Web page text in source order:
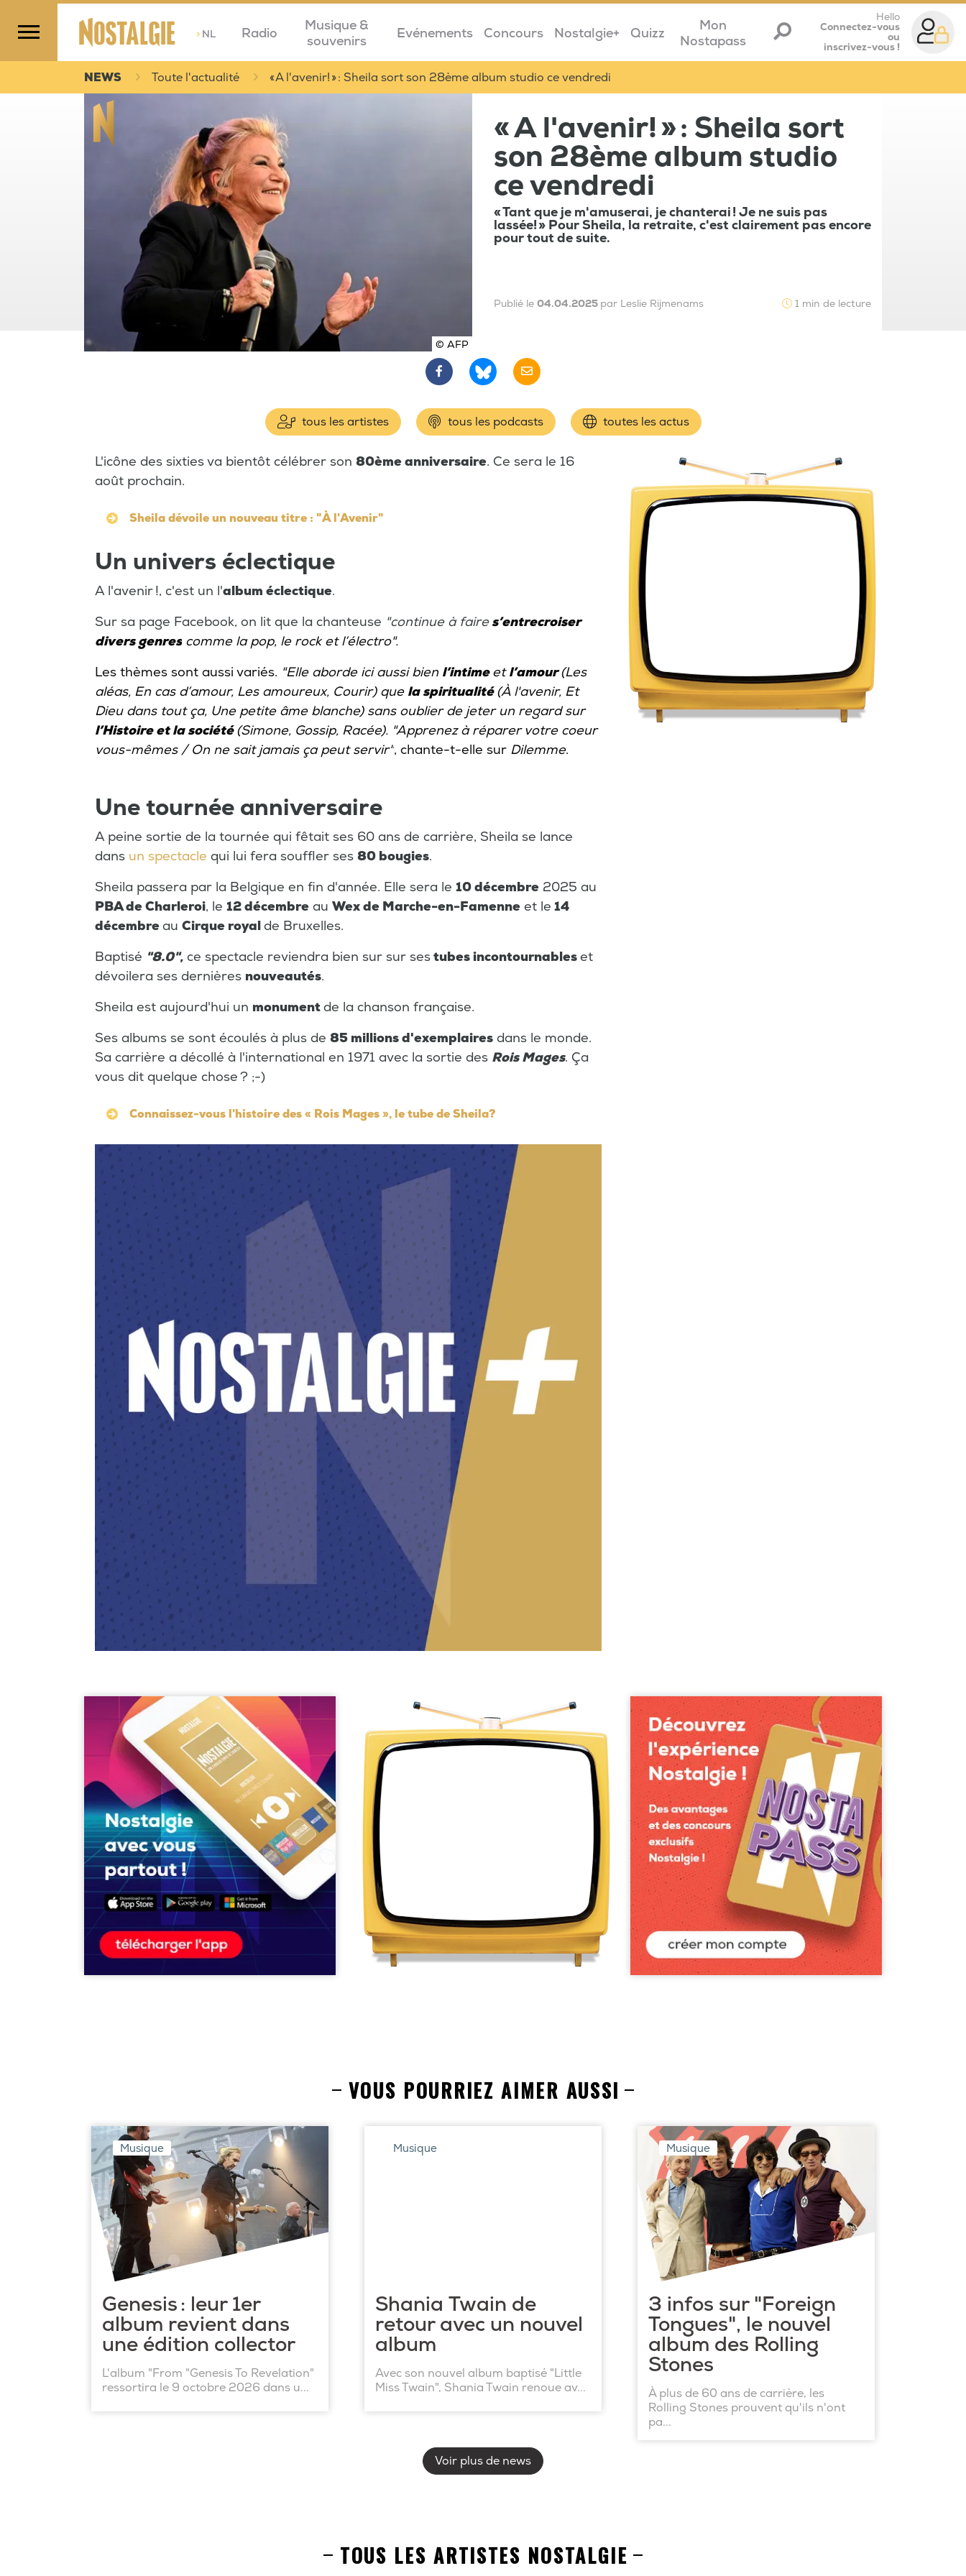
>NL Radio
Musique &
souvenirs
Evénements Concours Nostalgie+ Quizz
Mon
Nostapass
Hello
Connectez-vous
ou
inscrivez-vous !
NEWS Toute l'actualité « A l'avenir! » : Sheila sort son 28ème album studio ce vendredi
© AFP
« A l'avenir! » : Sheila sort
son 28ème album studio
ce vendredi
« Tant que je m'amuserai, je chanterai ! Je ne suis pas
lassée! » Pour Sheila, la retraite, c'est clairement pas encore
pour tout de suite.
Publié le 04.04.2025 par Leslie Rijmenams 1 min de lecture
tous les artistes tous les podcasts toutes les actus
L'icône des sixties va bientôt célébrer son 80ème anniversaire. Ce sera le 16
août prochain.
Sheila dévoile un nouveau titre : "À l'Avenir"
Un univers éclectique
A l'avenir !, c'est un l'album éclectique.
Sur sa page Facebook, on lit que la chanteuse "continue à faires’entrecroiser
divers genres comme la pop, le rock et l’électro".
Les thèmes sont aussi variés. "Elle aborde ici aussi bien l’intimeetl’amour(Les
aléas, En cas d’amour, Les amoureux, Courir) que la spiritualité(À l'avenir, Et
Dieu dans tout ça, Une petite âme blanche) sans oublier de jeter un regard sur
l’Histoire et la société(Simone, Gossip, Racée). "Apprenez à réparer votre coeur
vous-mêmes / On ne sait jamais ça peut servir", chante-t-elle sur Dilemme.
Une tournée anniversaire
A peine sortie de la tournée qui fêtait ses 60 ans de carrière, Sheila se lance
dans un spectacle qui lui fera souffler ses 80 bougies.
Sheila passera par la Belgique en fin d'année. Elle sera le 10 décembre 2025 au
PBA de Charleroi, le 12 décembre au Wex de Marche-en-Famenne et le 14
décembreau Cirque royalde Bruxelles.
Baptisé "8.0", ce spectacle reviendra bien sur sur sestubes incontournableset
dévoilera ses dernières nouveautés.
Sheila est aujourd'hui un monumentde la chanson française.
Ses albums se sont écoulés à plus de 85 millions d'exemplaires dans le monde.
Sa carrière a décollé à l'international en 1971 avec la sortie des Rois Mages. Ça
vous dit quelque chose ? ;-)
Connaissez-vous l'histoire des « Rois Mages », le tube de Sheila?
VOUS POURRIEZ AIMER AUSSI
Musique
Genesis : leur 1er
album revient dans
une édition collector
L'album "From "Genesis To Revelation"
ressortira le 9 octobre 2026 dans u...
Musique
Shania Twain de
retour avec un nouvel
album
Avec son nouvel album baptisé "Little
Miss Twain", Shania Twain renoue av...
Musique
3 infos sur "Foreign
Tongues", le nouvel
album des Rolling
Stones
À plus de 60 ans de carrière, les
Rolling Stones prouvent qu'ils n'ont
pa...
Voir plus de news
TOUS LES ARTISTES NOSTALGIE